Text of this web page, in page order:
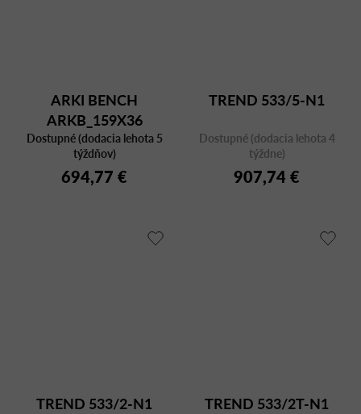
ARKI BENCH
ARKB_159X36
Dostupné (dodacia lehota 5
týždňov)
694,77 €
TREND 533/5-N1
Dostupné (dodacia lehota 4
týždne)
907,74 €
TREND 533/2-N1 TREND 533/2T-N1